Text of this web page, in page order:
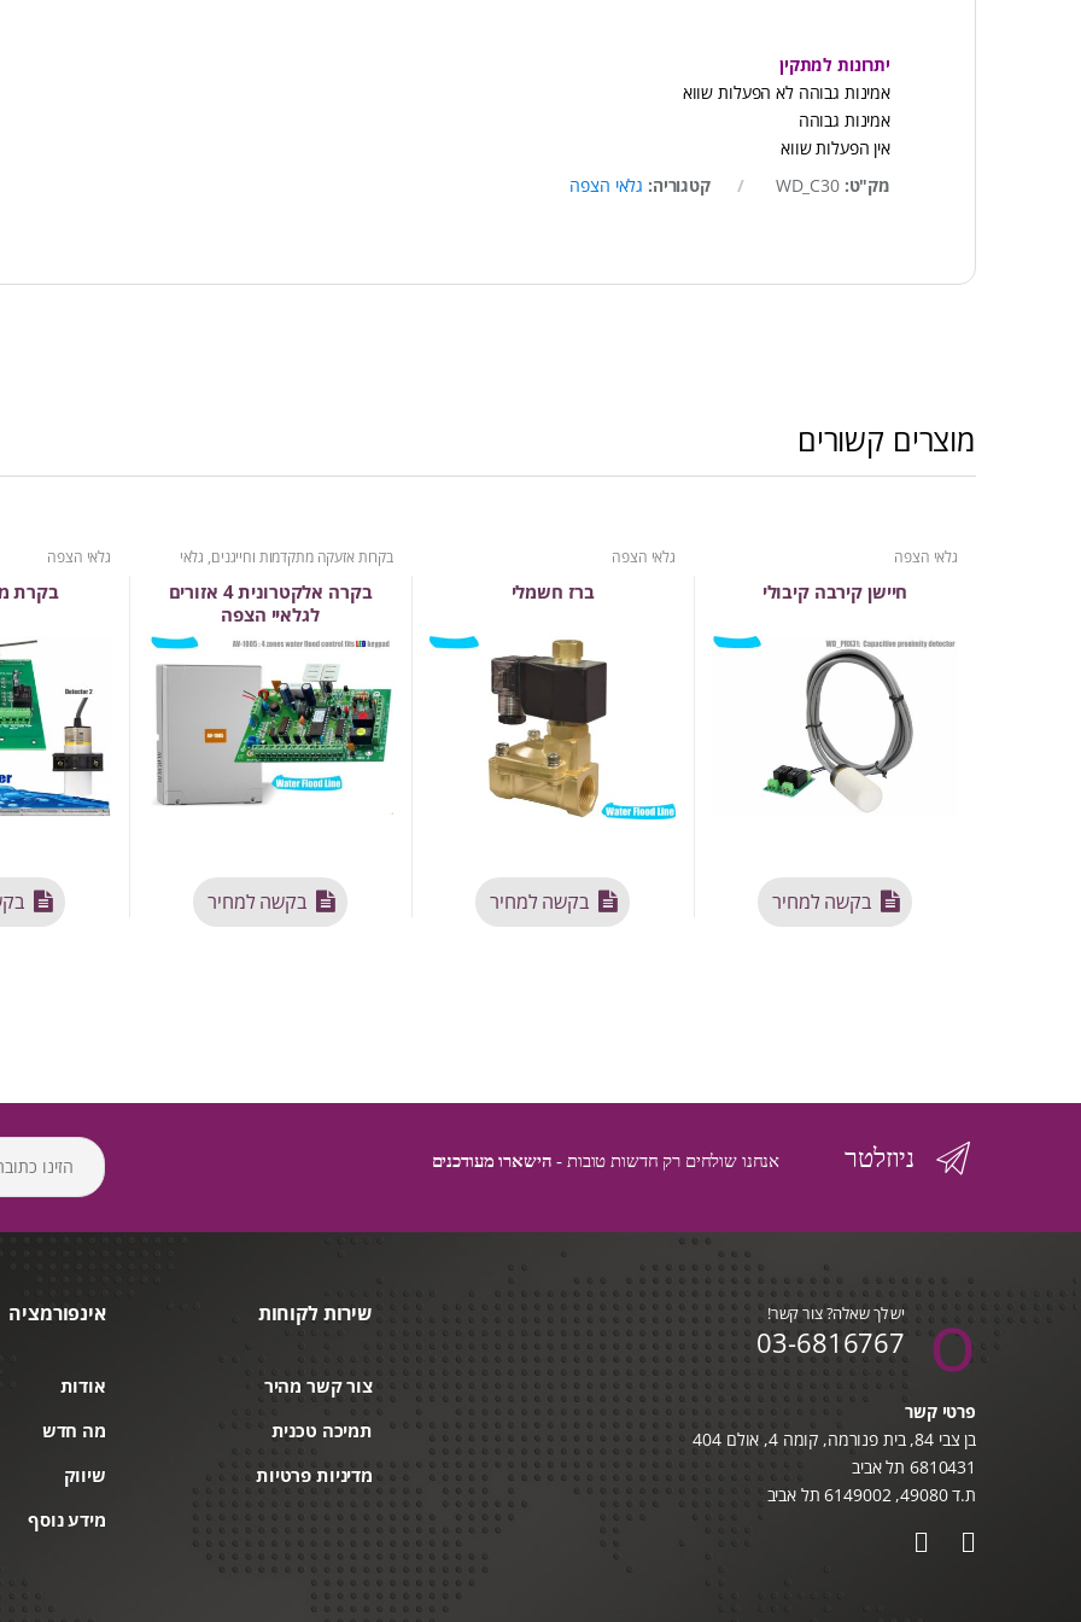
יתרונות למתקין
אמינות גבוהה לא הפעלות שווא
אמינות גבוהה
אין הפעלות שווא
מק"ט:WD_C30 קטגוריה: גלאי הצפה
מוצרים קשורים
גלאי הצפה
חיישן קירבה קיבולי
בקשה למחיר
גלאי הצפה
ברז חשמלי
בקשה למחיר
בקרות אזעקה מתקדמות וחייגנים, גלאי
הצפה
בקרה אלקטרונית 4 אזורים
לגלאיי הצפה
בקשה למחיר
גלאי הצפה
בקרת
ניוזלטר אנחנו שולחים רק חדשות טובות - הישארו מעודכנים
שירות לקוחות
צור קשר מהיר
תמיכה טכנית
מדיניות פרטיות
אינפורמציה
אודות
מה חדש
שיווק
מידע נוסף
יש לך שאלה? צור קשר!
03-6816767
פרטי קשר
בן צבי 84, בית פנורמה, קומה 4, אולם 404
6810431 תל אביב
ת.ד 49080, 6149002 תל אביב